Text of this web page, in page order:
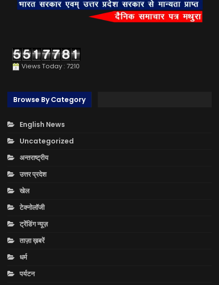
Views Today : 7210
Browse By Category
English News
Uncategorized
अन्तराष्ट्रीय
उत्तर प्रदेश
खेल
टेक्नोलॉजी
ट्रेंडिंग न्यूज़
ताज़ा ख़बरें
धर्म
पर्यटन